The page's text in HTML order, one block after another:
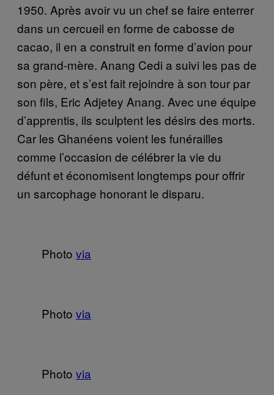
1950. Après avoir vu un chef se faire enterrer
dans un cercueil en forme de cabosse de
cacao, il en a construit en forme d’avion pour
sa grand-mère. Anang Cedi a suivi les pas de
son père, et s’est fait rejoindre à son tour par
son fils, Eric Adjetey Anang. Avec une équipe
d’apprentis, ils sculptent les désirs des morts.
Car les Ghanéens voient les funérailles
comme l’occasion de célébrer la vie du
défunt et économisent longtemps pour offrir
un sarcophage honorant le disparu.
Photo via
Photo via
Photo via